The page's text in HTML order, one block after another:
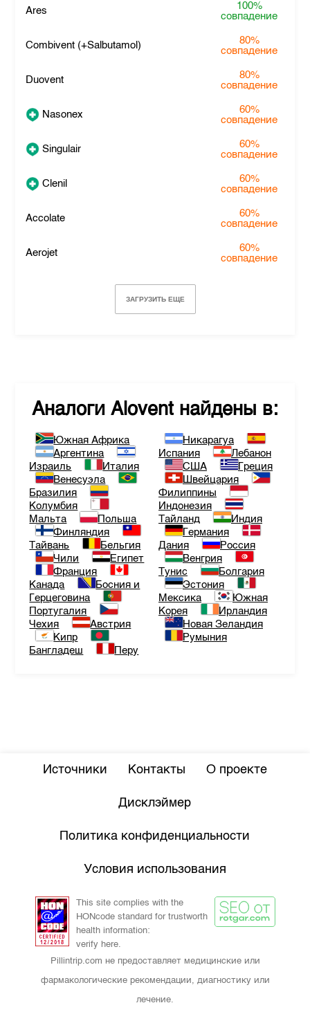
Ares
100%
совпадение
Combivent (+Salbutamol)
80%
совпадение
Duovent
80%
совпадение
Nasonex
60%
совпадение
Singulair
60%
совпадение
Clenil
60%
совпадение
Accolate
60%
совпадение
Aerojet
60%
совпадение
ЗАГРУЗИТЬ ЕЩЕ
Аналоги Alovent найдены в:
Южная Африка
Аргентина
Израиль
Италия
Венесуэла
Бразилия
Колумбия
Мальта
Польша
Финляндия
Тайвань
Бельгия
Чили
Египет
Франция
Канада
Босния и
Герцеговина
Португалия
Чехия
Австрия
Кипр
Бангладеш
Перу
Никарагуа
Испания
Лебанон
США
Греция
Швейцария
Филиппины
Индонезия
Тайланд
Индия
Германия
Дания
Россия
Венгрия
Тунис
Болгария
Эстония
Мексика
Южная
Корея
Ирландия
Новая Зеландия
Румыния
Источники Контакты О проекте
Дисклэймер
Политика конфиденциальности
Условия использования
This site complies with the
HONcode standard for trustworth
health information:
verify here.
Pillintrip.com не предоставляет медицинские или
фармакологические рекомендации, диагностику или
лечение.